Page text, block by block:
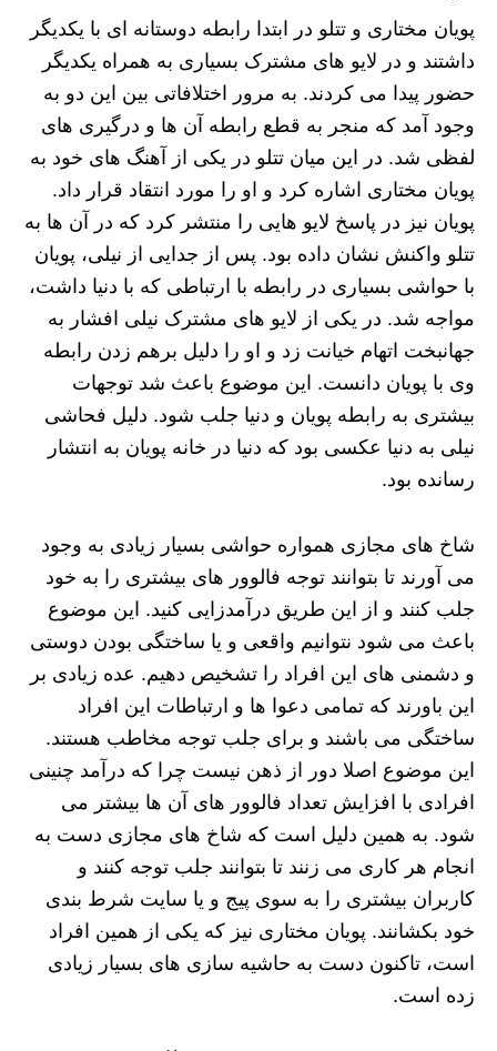
پویان مختاری و تتلو در ابتدا رابطه دوستانه ای با یکدیگر
داشتند و در لایو های مشترک بسیاری به همراه یکدیگر
حضور پیدا می کردند. به مرور اختلافاتی بین این دو به
وجود آمد که منجر به قطع رابطه آن ها و درگیری های
لفظی شد. در این میان تتلو در یکی از آهنگ های خود به
پویان مختاری اشاره کرد و او را مورد انتقاد قرار داد.
پویان نیز در پاسخ لایو هایی را منتشر کرد که در آن ها به
تتلو واکنش نشان داده بود. پس از جدایی از نیلی، پویان
با حواشی بسیاری در رابطه با ارتباطی که با دنیا داشت،
مواجه شد. در یکی از لایو های مشترک نیلی افشار به
جهانبخت اتهام خیانت زد و او را دلیل برهم زدن رابطه
وی با پویان دانست. این موضوع باعث شد توجهات
بیشتری به رابطه پویان و دنیا جلب شود. دلیل فحاشی
نیلی به دنیا عکسی بود که دنیا در خانه پویان به انتشار
رسانده بود.
شاخ های مجازی همواره حواشی بسیار زیادی به وجود
می آورند تا بتوانند توجه فالوور های بیشتری را به خود
جلب کنند و از این طریق درآمدزایی کنید. این موضوع
باعث می شود نتوانیم واقعی و یا ساختگی بودن دوستی
و دشمنی های این افراد را تشخیص دهیم. عده زیادی بر
این باورند که تمامی دعوا ها و ارتباطات این افراد
ساختگی می باشند و برای جلب توجه مخاطب هستند.
این موضوع اصلا دور از ذهن نیست چرا که درآمد چنینی
افرادی با افزایش تعداد فالوور های آن ها بیشتر می
شود. به همین دلیل است که شاخ های مجازی دست به
انجام هر کاری می زنند تا بتوانند جلب توجه کنند و
کاربران بیشتری را به سوی پیج و یا سایت شرط بندی
خود بکشانند. پویان مختاری نیز که یکی از همین افراد
است، تاکنون دست به حاشیه سازی های بسیار زیادی
زده است.